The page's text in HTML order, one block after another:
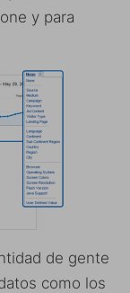
y para
de gente
como los